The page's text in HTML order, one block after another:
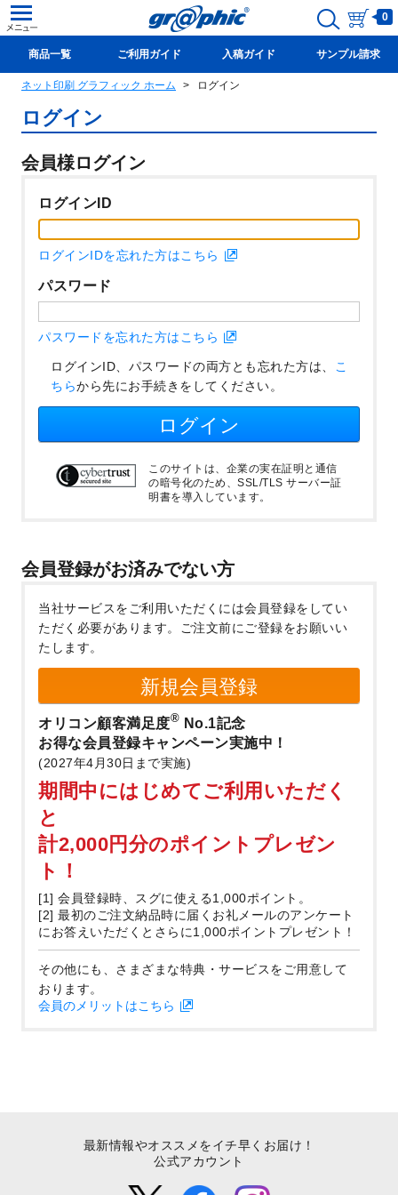
0
商品一覧 ご利用ガイド 入稿ガイド サンプル請求
新規会員登録(無料)
ネット印刷 グラフィック ホーム ログイン
ログイン
会員様ログイン
ログインID
ログインIDを忘れた方はこちら
パスワード
パスワードを忘れた方はこちら
ログインID、パスワードの両方とも忘れた方は、 こ
ちらから先にお手続きをしてください。
ログイン
このサイトは、企業の実在証明と通信
の暗号化のため、SSL/TLS サーバー証
明書を導入しています。
会員登録がお済みでない方
当社サービスをご利用いただくには会員登録をしてい
ただく必要があります。
ご注文前にご登録をお願いい
たします。
新規会員登録
オリコン顧客満足度® No.1記念
お得な会員登録キャンペーン実施中！
(2027年4月30日まで実施)
期間中にはじめてご利用いただく
と
計2,000円分のポイントプレゼン
ト！
[1] 会員登録時、スグに使える1,000ポイント。
[2] 最初のご注文納品時に届くお礼メールのアンケート
にお答えいただくとさらに1,000ポイントプレゼント！
その他にも、さまざまな特典・サービスをご用意して
おります。
会員のメリットはこちら
最新情報やオススメをイチ早くお届け！
公式アカウント